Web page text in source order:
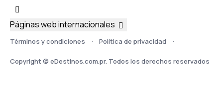
Términos y condiciones Política de privacidad
Copyright © eDestinos.com.pr. Todos los derechos reservados
Páginas web internacionales